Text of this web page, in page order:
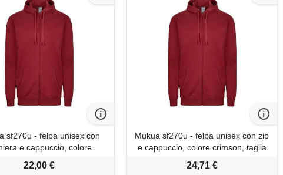
sf270u - felpa unisex con
e cappuccio, colore
taglia s, cremisi, s
22,00 €
Mukua sf270u - felpa unisex con zip
e cappuccio, colore crimson, taglia
xl, cremisi, x-large
24,71 €